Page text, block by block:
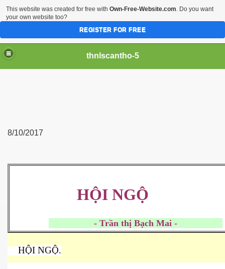
thnlscantho-5
8/10/2017
HỘI NGỘ
- Trần thị Bạch Mai -
HỘI NGỘ.
Bộ xưa
This website was created for free with Own-Free-Website.com. Do you want
your own website too?
REGISTER FOR FREE